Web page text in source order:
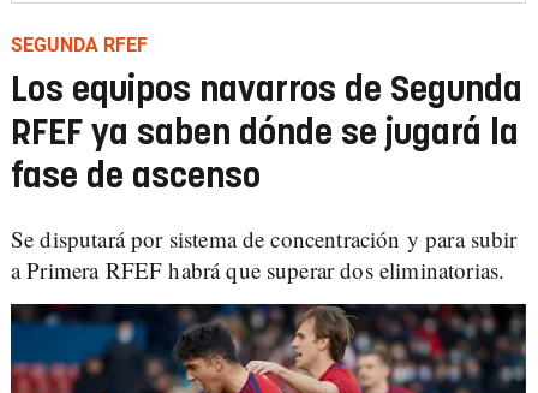
SEGUNDA RFEF
Los equipos navarros de Segunda
RFEF ya saben dónde se jugará la
fase de ascenso
Se disputará por sistema de concentración y para subir
a Primera RFEF habrá que superar dos eliminatorias.